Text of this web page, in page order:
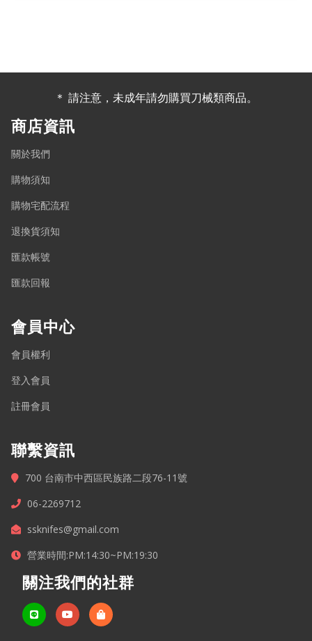
＊ 請注意，未成年請勿購買刀械類商品。
商店資訊
關於我們
購物須知
購物宅配流程
退換貨須知
匯款帳號
匯款回報
會員中心
會員權利
登入會員
註冊會員
聯繫資訊
700 台南市中西區民族路二段76-11號
06-2269712
ssknifes@gmail.com
營業時間:PM:14:30~PM:19:30
關注我們的社群